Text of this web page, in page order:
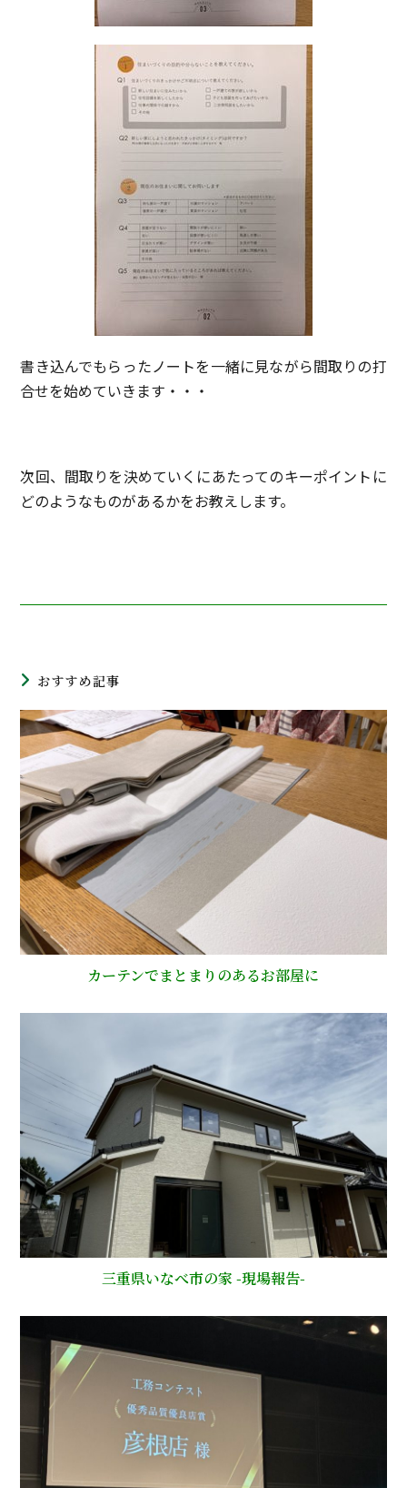
書き込んでもらったノートを一緒に見ながら間取りの打
合せを始めていきます・・・
次回、間取りを決めていくにあたってのキーポイントに
どのようなものがあるかをお教えします。
おすすめ記事
カーテンでまとまりのあるお部屋に
三重県いなべ市の家 -現場報告-